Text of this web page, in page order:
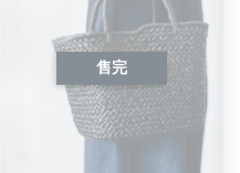
售完